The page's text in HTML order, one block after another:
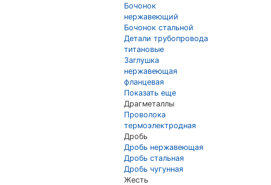
Бочонок
нержавеющий
Бочонок стальной
Детали трубопровода
титановые
Заглушка
нержавеющая
фланцевая
Показать еще
Драгметаллы
Проволока
термоэлектродная
Дробь
Дробь нержавеющая
Дробь стальная
Дробь чугунная
Жесть